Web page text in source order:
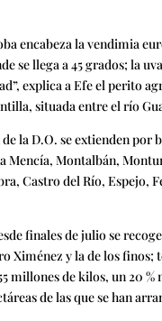
encabeza la vendimia
se llega a 45 grados; la
explica a Efe el perito
situada entre el río
la D.O. se extienden por
Mencía, Montalbán,
Castro del Río, Espejo,
finales de julio se
Ximénez y la de los
millones de kilos, un 20
de las que se han